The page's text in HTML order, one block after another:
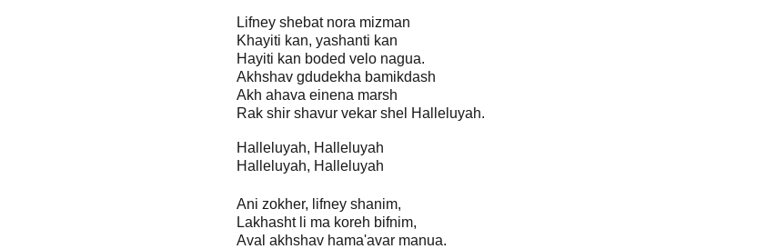
Lifney shebat nora mizman
Khayiti kan, yashanti kan
Hayiti kan boded velo nagua.
Akhshav gdudekha bamikdash
Akh ahava einena marsh
Rak shir shavur vekar shel Halleluyah.
Halleluyah, Halleluyah
Halleluyah, Halleluyah
Ani zokher, lifney shanim,
Lakhasht li ma koreh bifnim,
Aval akhshav hama'avar manua.